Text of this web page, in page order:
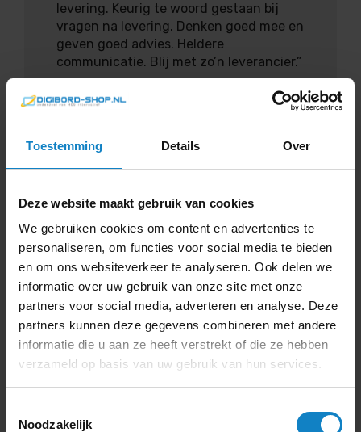
Toestemming Details Over
Deze website maakt gebruik van cookies
We gebruiken cookies om content en advertenties te
personaliseren, om functies voor social media te bieden
en om ons websiteverkeer te analyseren. Ook delen we
informatie over uw gebruik van onze site met onze
partners voor social media, adverteren en analyse. Deze
partners kunnen deze gegevens combineren met andere
informatie die u aan ze heeft verstrekt of die ze hebben
verzameld op basis van uw gebruik van hun services.
Noodzakelijk
levering. Keurig te woord gestaan bij
vragen na levering. Denken goed mee en
geven goed advies. Heldere
communicatie. Blij met zo’n leverancier.”
4
Kwaliteit
Duidelijke communicatie
Levering
“Goede producten, netjes afgeleverd.”
Hiske Huiting